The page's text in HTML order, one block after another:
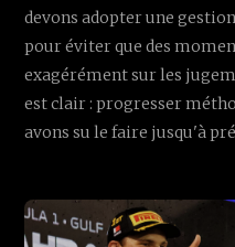
devons adopter une
pour éviter que des
exagérément sur les
est clair : progresser
avons su le faire jusqu'à